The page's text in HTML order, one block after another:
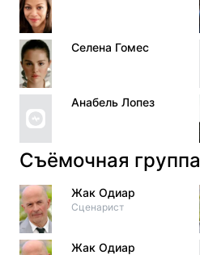
Селена Гомес
Анабель Лопез
Съёмочная группа
Жак Одиар
Сценарист
Жак Одиар